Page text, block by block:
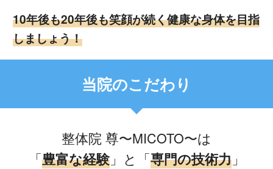
10年後も20年後も笑顔が続く健康な身体を目指
しましょう！
当院のこだわり
整体院 尊〜MICOTO〜は
「豊富な経験」と「専門の技術力」